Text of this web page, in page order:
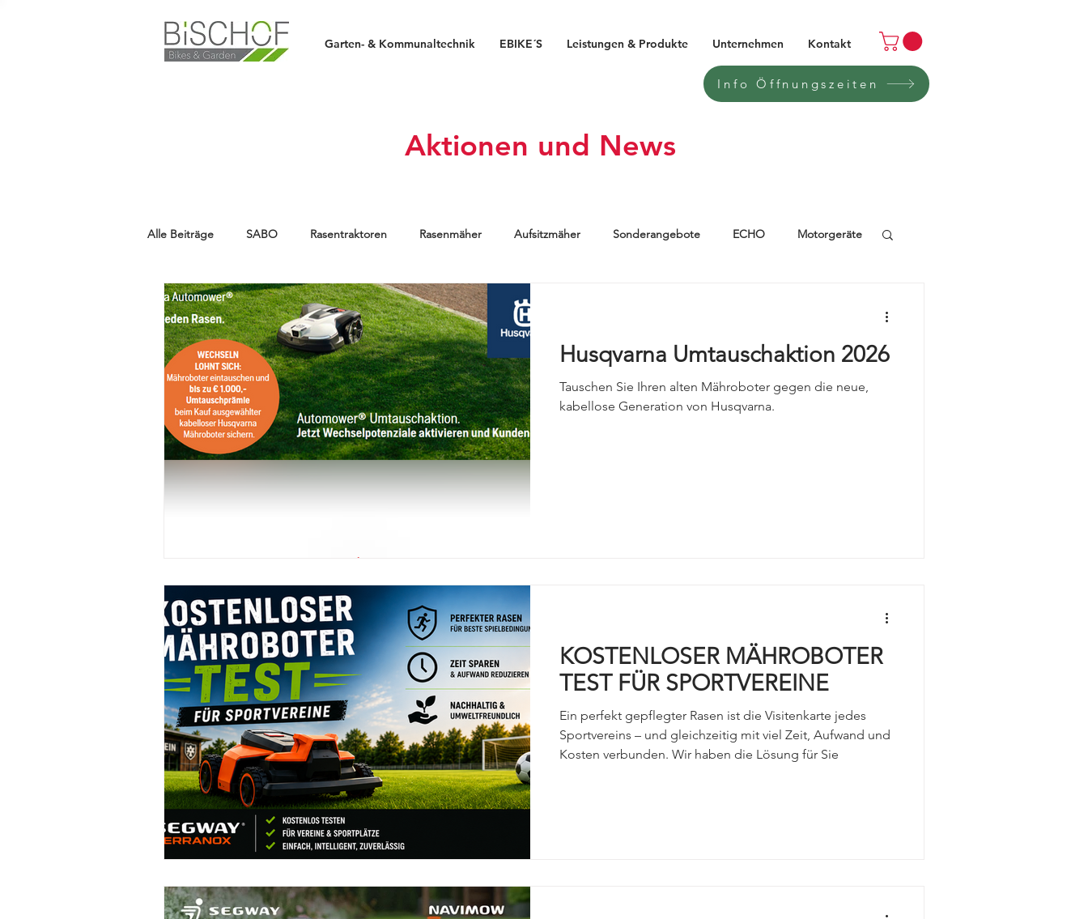
Garten- & Kommunaltechnik EBIKE´S Leistungen & Produkte Unternehmen Kontakt
Info Öffnungszeiten
Aktionen und News
Alle Beiträge SABO Rasentraktoren Rasenmäher Aufsitzmäher Sonderangebote ECHO Motorgeräte
HUSQVARNA Aktion HAIBIKE HAIBIKE 2019 Pedelec
Mähroboter STIHL Kettensägen Forsttechnik PEXCO HUSQVARNA Bicycles RAYMON
READY2RACE NEWS News Messen & Events Jobrad
Husqvarna Umtauschaktion 2026
Tauschen Sie Ihren alten Mähroboter gegen die neue,
kabellose Generation von Husqvarna.
KOSTENLOSER MÄHROBOTER
TEST FÜR SPORTVEREINE
Ein perfekt gepflegter Rasen ist die Visitenkarte jedes
Sportvereins – und gleichzeitig mit viel Zeit, Aufwand und
Kosten verbunden. Wir haben die Lösung für Sie